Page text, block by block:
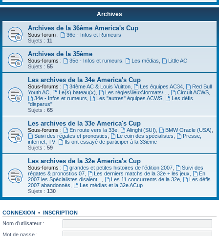
Archives
Archives de la 36ème America's Cup
Sous-forum :
36e - Infos et Rumeurs
Sujets : 11
Archives de la 35ème
Sous-forums : 35e - Infos et rumeurs, Les médias,
Little AC
Sujets : 55
Les archives de la 34e America's Cup
Sous-forums : 34ème AC & Louis Vuitton, Les équipes AC34,
Red Bull
Youth AC, Le(s) bateau(x), Les règles\lieux\formats\..., Circuit ACWS,
34e - Infos et rumeurs, Les "autres" équipes ACWS,
Les défis
"disparus"
Sujets : 65
Les archives de la 33e America's Cup
Sous-forums : En route vers la 33e, Alinghi (SUI), BMW Oracle (USA),
Suivi des régates et pronostics, Le coin des spécialistes,
Presse,
internet, TV,
Ils ont essayé de participer à la 33ième
Sujets : 59
Les archives de la 32e America's Cup
Sous-forums : grandes et petites histoires de l'édition 2007,
Suivi des
régates & pronostics 07, Les derniers matchs de la 32e + les jeux,
En
2007 les Spécialistes disaient..., Les 11 concurrents de la 32e,
Les défis
2007 abandonnés,
Les médias et la 32e ACup
Sujets : 130
CONNEXION •
INSCRIPTION
Nom d’utilisateur :
Mot de passe :